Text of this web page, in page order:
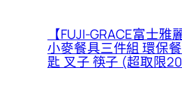
【FUJI-GRACE富士雅
小麥餐具三件組 環保
匙 叉子 筷子 (超取限